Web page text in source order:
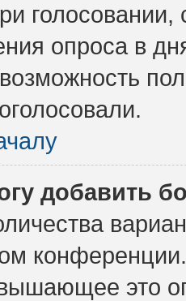
опроса в
добавить
это